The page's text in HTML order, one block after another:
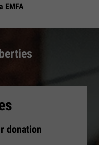
EMFA
donation